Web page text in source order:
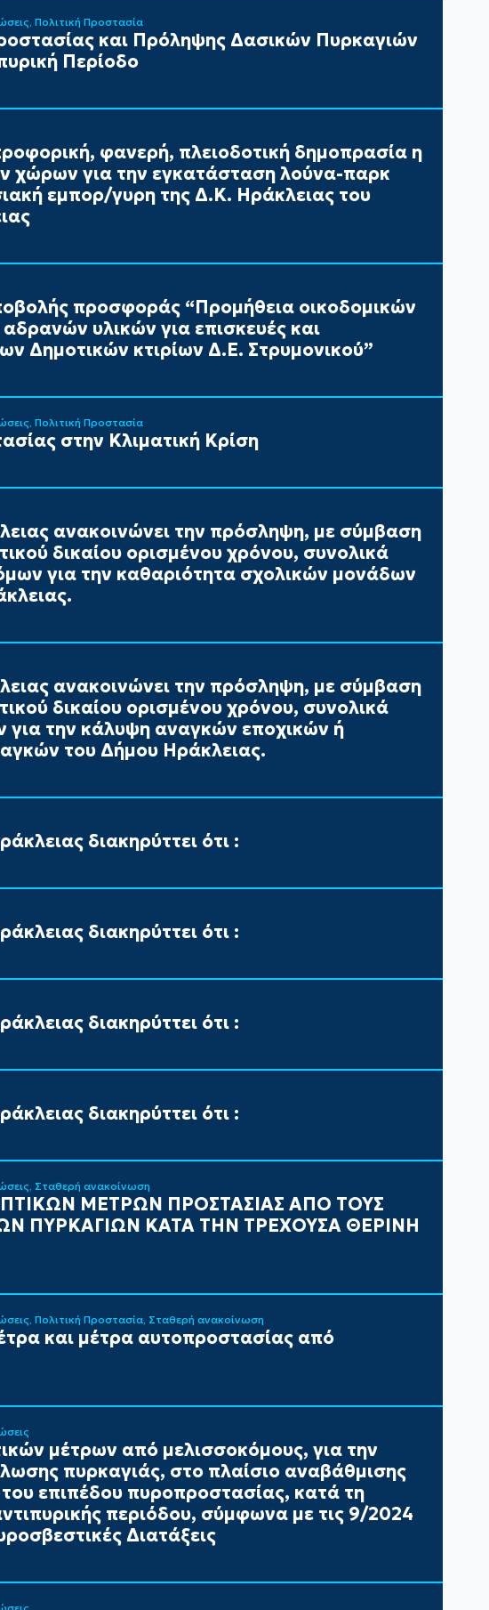
Πολιτική Προστασία
και Πρόληψης Δασικών Πυρκαγιών
Περίοδο
φανερή, πλειοδοτική δημοπρασία η
χώρων για την εγκατάσταση λούνα-παρκ
εμπορ/γυρη της Δ.Κ. Ηράκλειας του
προσφοράς “Προμήθεια οικοδομικών
υλικών για επισκευές και
Δημοτικών κτιρίων Δ.Ε. Στρυμονικού”
Πολιτική Προστασία
στην Κλιματική Κρίση
ανακοινώνει την πρόσληψη, με σύμβαση
δικαίου ορισμένου χρόνου, συνολικά
για την καθαριότητα σχολικών μονάδων
ανακοινώνει την πρόσληψη, με σύμβαση
δικαίου ορισμένου χρόνου, συνολικά
για την κάλυψη αναγκών εποχικών ή
του Δήμου Ηράκλειας.
διακηρύττει ότι :
διακηρύττει ότι :
διακηρύττει ότι :
διακηρύττει ότι :
Σταθερή ανακοίνωση
ΜΕΤΡΩΝ ΠΡΟΣΤΑΣΙΑΣ ΑΠΟ ΤΟΥΣ
ΠΥΡΚΑΓΙΩΝ ΚΑΤΑ ΤΗΝ ΤΡΕΧΟΥΣΑ ΘΕΡΙΝΗ
Πολιτική Προστασία Σταθερή ανακοίνωση
και μέτρα αυτοπροστασίας από
μέτρων από μελισσοκόμους, για την
πυρκαγιάς, στο πλαίσιο αναβάθμισης
του επιπέδου πυροπροστασίας, κατά τη
περιόδου, σύμφωνα με τις 9/2024
Διατάξεις